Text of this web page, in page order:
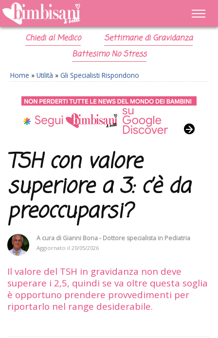
Chiedi al Medico
Settimane di Gravidanza
Battesimo No Stress
Home » Utilità » Gli Specialisti Rispondono
TSH con valore
superiore a 3: c’è da
preoccuparsi?
A cura di Gianni Bona - Dottore specialista in Pediatria
Aggiornato il 20/05/2026
Il valore del TSH in gravidanza non deve
superare i 2,5, quindi se va oltre questa soglia
è opportuno prendere provvedimenti per
riportarlo nel range desiderabile.